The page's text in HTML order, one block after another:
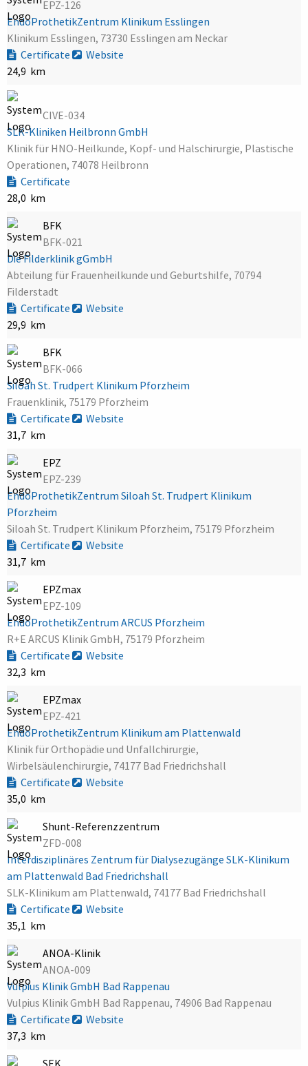
EPZ-126
EndoProthetikZentrum Klinikum Esslingen
Klinikum Esslingen, 73730 Esslingen am Neckar
Certificate
Website
24,9 km
CIVE-034
SLK-Kliniken Heilbronn GmbH
Klinik für HNO-Heilkunde, Kopf- und Halschirurgie, Plastische
Operationen, 74078 Heilbronn
Certificate
28,0 km
BFK
BFK-021
Die Filderklinik gGmbH
Abteilung für Frauenheilkunde und Geburtshilfe, 70794
Filderstadt
Certificate
Website
29,9 km
BFK
BFK-066
Siloah St. Trudpert Klinikum Pforzheim
Frauenklinik, 75179 Pforzheim
Certificate
Website
31,7 km
EPZ
EPZ-239
EndoProthetikZentrum Siloah St. Trudpert Klinikum
Pforzheim
Siloah St. Trudpert Klinikum Pforzheim, 75179 Pforzheim
Certificate
Website
31,7 km
EPZmax
EPZ-109
EndoProthetikZentrum ARCUS Pforzheim
R+E ARCUS Klinik GmbH, 75179 Pforzheim
Certificate
Website
32,3 km
EPZmax
EPZ-421
EndoProthetikZentrum Klinikum am Plattenwald
Klinik für Orthopädie und Unfallchirurgie,
Wirbelsäulenchirurgie, 74177 Bad Friedrichshall
Certificate
Website
35,0 km
Shunt-Referenzzentrum
ZFD-008
Interdisziplinäres Zentrum für Dialysezugänge SLK-Klinikum
am Plattenwald Bad Friedrichshall
SLK-Klinikum am Plattenwald, 74177 Bad Friedrichshall
Certificate
Website
35,1 km
ANOA-Klinik
ANOA-009
Vulpius Klinik GmbH Bad Rappenau
Vulpius Klinik GmbH Bad Rappenau, 74906 Bad Rappenau
Certificate
Website
37,3 km
SEK